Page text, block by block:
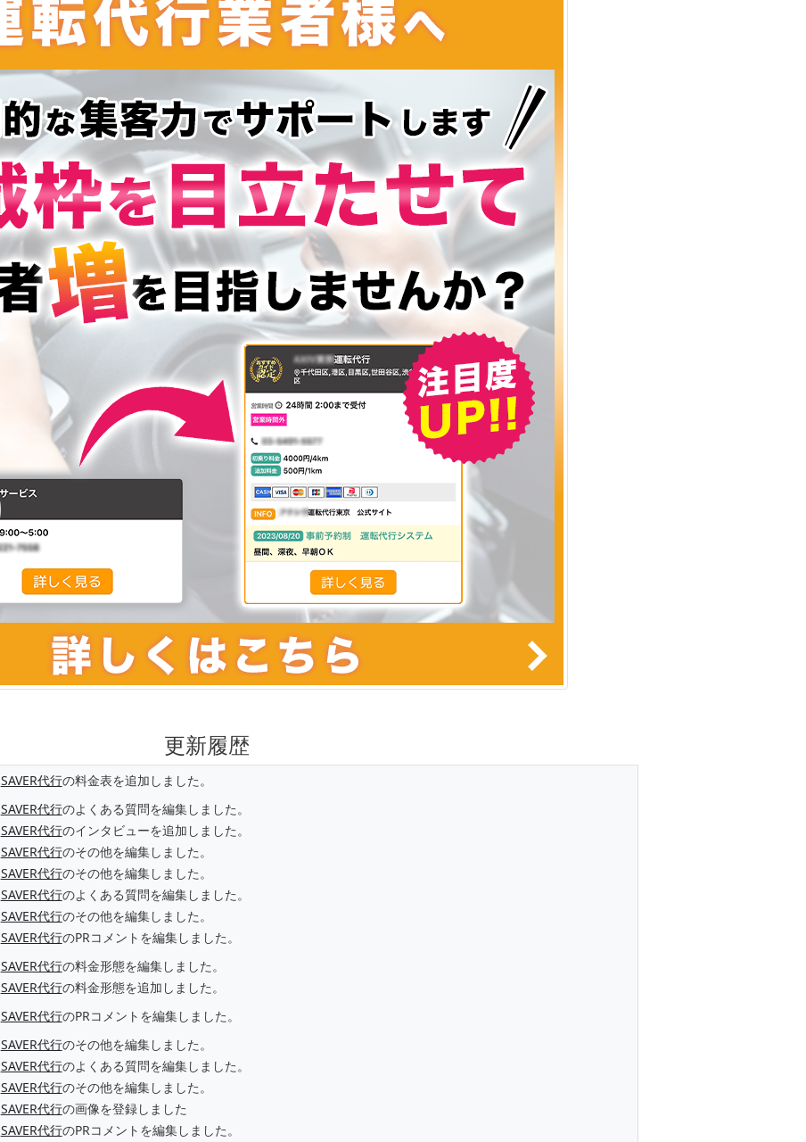
更新履歴
SAVER代行の料金表を追加しました。
SAVER代行のよくある質問を編集しました。
SAVER代行のインタビューを追加しました。
SAVER代行のその他を編集しました。
SAVER代行のその他を編集しました。
SAVER代行のよくある質問を編集しました。
SAVER代行のその他を編集しました。
SAVER代行のPRコメントを編集しました。
SAVER代行の料金形態を編集しました。
SAVER代行の料金形態を追加しました。
SAVER代行のPRコメントを編集しました。
SAVER代行のその他を編集しました。
SAVER代行のよくある質問を編集しました。
SAVER代行のその他を編集しました。
SAVER代行の画像を登録しました
SAVER代行のPRコメントを編集しました。